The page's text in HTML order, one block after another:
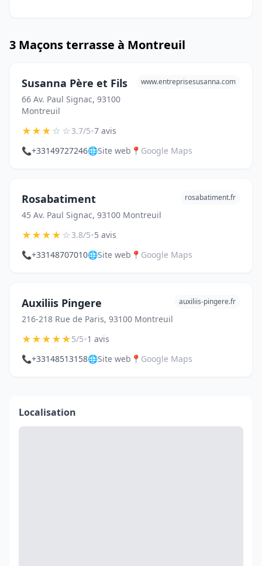
3 Maçons terrasse à Montreuil
Susanna Père et Fils
66 Av. Paul Signac, 93100
Montreuil
www.entreprisesusanna.com
★★★☆☆3.7/5•7 avis
📞+33149727246🌐Site web 📍 Google Maps
Rosabatiment
45 Av. Paul Signac, 93100 Montreuil
rosabatiment.fr
★★★★☆3.8/5•5 avis
📞+33148707010🌐Site web 📍 Google Maps
Auxiliis Pingere
216-218 Rue de Paris, 93100 Montreuil
auxiliis-pingere.fr
★★★★★5/5•1 avis
📞+33148513158🌐Site web 📍 Google Maps
Localisation